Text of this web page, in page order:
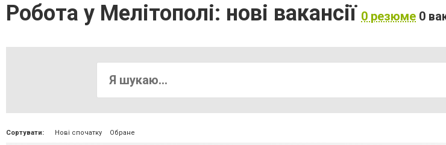
Робота у Мелітополі: нові вакансії 0 резюме 0
Сортувати: Нові спочатку Обране